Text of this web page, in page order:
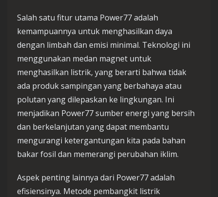
Salah satu fitur utama Power77 adalah
kemampuannya untuk menghasilkan daya
dengan limbah dan emisi minimal. Teknologi ini
menggunakan medan magnet untuk
menghasilkan listrik, yang berarti bahwa tidak
ada produk sampingan yang berbahaya atau
polutan yang dilepaskan ke lingkungan. Ini
menjadikan Power77 sumber energi yang bersih
dan berkelanjutan yang dapat membantu
mengurangi ketergantungan kita pada bahan
bakar fosil dan memerangi perubahan iklim.
Aspek penting lainnya dari Power77 adalah
efisiensinya. Metode pembangkit listrik